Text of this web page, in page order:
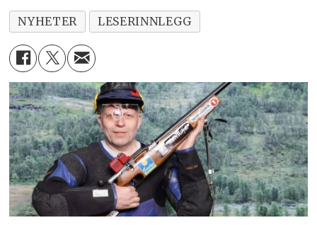
NYHETER LESERINNLEGG